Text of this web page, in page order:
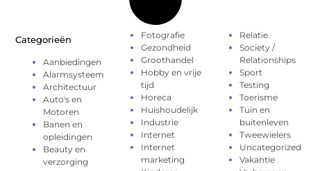
Categorieën
Aanbiedingen
Alarmsysteem
Architectuur
Auto's en
Motoren
Banen en
opleidingen
Beauty en
verzorging
Fotografie
Gezondheid
Groothandel
Hobby en vrije
tijd
Horeca
Huishoudelijk
Industrie
Internet
Internet
marketing
Relatie
Society /
Relationships
Sport
Testing
Toerisme
Tuin en
buitenleven
Tweewielers
Uncategorized
Vakantie